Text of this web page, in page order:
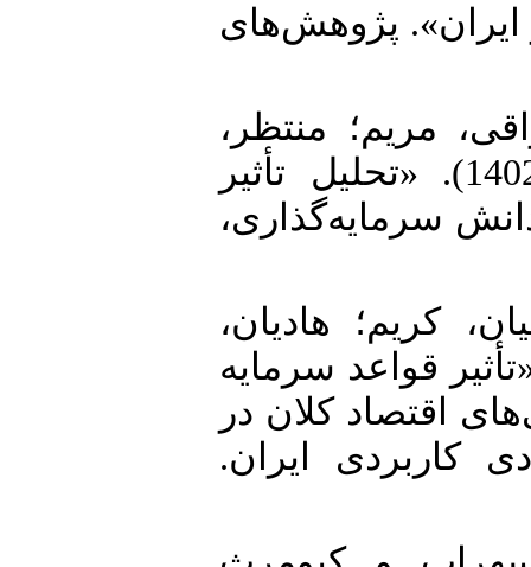
ایران». پژوهش‌های
مریم؛ منتظر،
مهدی و حمیدرضا وکیلی فرد (1402). «تحلیل تأثیر
سرمایه‌گذاری،
کریم؛ هادیان،
و روح اله شهنازی (1399). «تأثیر قواعد سرمایه
اقتصاد کلان در
کاربردی ایران.